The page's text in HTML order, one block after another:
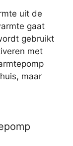
uit de
gaat
gebruikt
met
maar